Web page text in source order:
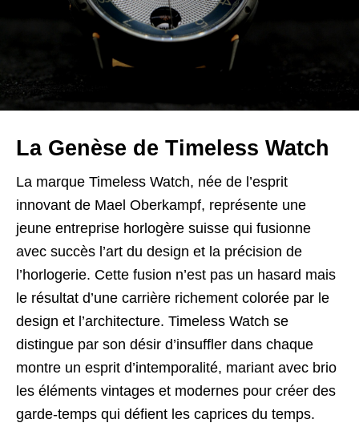
La Genèse de Timeless Watch
La marque Timeless Watch, née de l’esprit
innovant de Mael Oberkampf, représente une
jeune entreprise horlogère suisse qui fusionne
avec succès l’art du design et la précision de
l’horlogerie. Cette fusion n’est pas un hasard mais
le résultat d’une carrière richement colorée par le
design et l’architecture. Timeless Watch se
distingue par son désir d’insuffler dans chaque
montre un esprit d’intemporalité, mariant avec brio
les éléments vintages et modernes pour créer des
garde-temps qui défient les caprices du temps.